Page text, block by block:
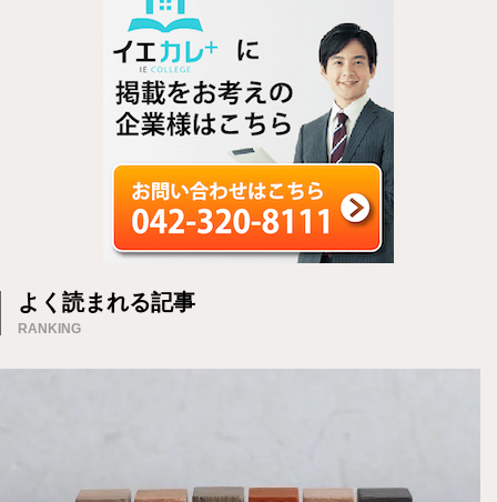
よく読まれる記事
RANKING